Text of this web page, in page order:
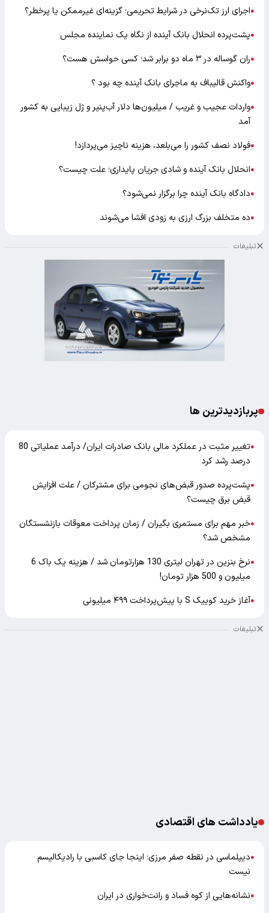
●اجرای ارز تک‌نرخی در شرایط تحریمی؛ گزینه‌ای غیرممکن یا پرخطر؟
●پشت‌پرده انحلال بانک آینده از نگاه یک نماینده مجلس
●ران گوساله در ۳ ماه دو برابر شد؛ کسی حواسش هست؟
●واکنش قالیباف به ماجرای بانک آینده چه بود ؟
●واردات عجیب و غریب / میلیون‌ها دلار آب‌پنیر و ژل زیبایی به کشور
آمد
●فولاد نصف کشور را می‌بلعد، هزینه ناچیز می‌پردازد!
●انحلال بانک آینده و شادی جریان پایداری؛ علت چیست؟
●دادگاه بانک آینده چرا برگزار نمی‌شود؟
●ده متخلف بزرگ ارزی به زودی افشا می‌شوند
تبلیغات
پربازدیدترین ها
●
تغییر مثبت در عملکرد مالی بانک صادرات ایران/ درآمد عملیاتی 80
درصد رشد کرد
●پشت‌پرده صدور قبض‌های نجومی برای مشترکان / علت افزایش
قبض برق چیست؟
●خبر مهم برای مستمری بگیران / زمان پرداخت معوقات بازنشستگان
مشخص شد؟
●
نرخ بنزین در تهران لیتری 130 هزارتومان شد / هزینه یک باک 6
میلیون و 500 هزار تومان!
●آغاز خرید کوییک S با پیش‌پرداخت ۴۹۹ میلیونی
تبلیغات
یادداشت های اقتصادی
●دیپلماسی در نقطه صفر مرزی؛ اینجا جای کاسبی با رادیکالیسم
نیست
●نشانه‌هایی از کوه فساد و رانت‌خواری در ایران